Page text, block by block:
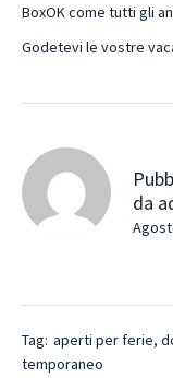
BoxOK come tutti gli
Godetevi le vostre
da
Tag: aperti per ferie,
temporaneo